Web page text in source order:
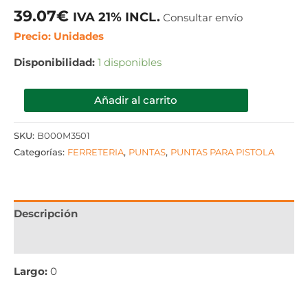
39.07€ IVA 21% INCL. Consultar envío
Precio: Unidades
Disponibilidad: 1 disponibles
Añadir al carrito
SKU: B000M3501
Categorías: FERRETERIA, PUNTAS, PUNTAS PARA PISTOLA
Descripción
Largo: 0